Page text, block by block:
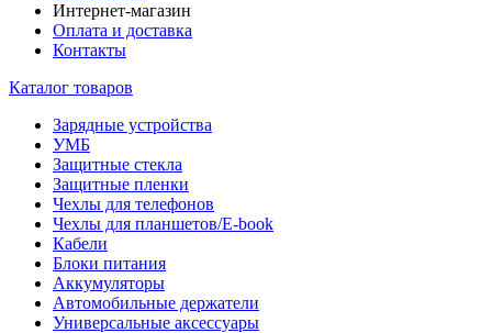
Интернет-магазин
Оплата и доставка
Контакты
Каталог товаров
Зарядные устройства
УМБ
Защитные стекла
Защитные пленки
Чехлы для телефонов
Чехлы для планшетов/E-book
Кабели
Блоки питания
Аккумуляторы
Автомобильные держатели
Универсальные аксессуары